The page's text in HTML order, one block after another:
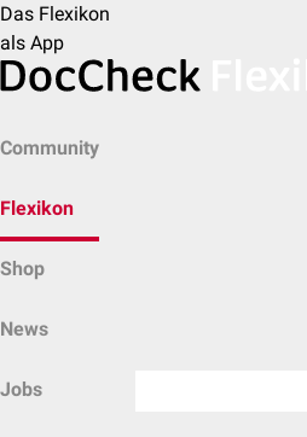
Das Flexikon
als App
Community
Flexikon
Shop
News
Jobs